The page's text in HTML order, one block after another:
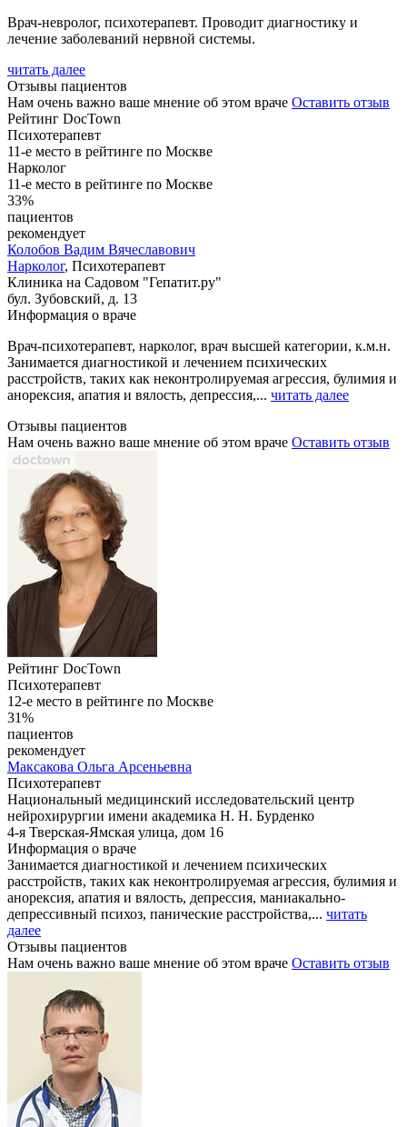
Врач-невролог, психотерапевт. Проводит диагностику и
лечение заболеваний нервной системы.
читать далее
Отзывы пациентов
Нам очень важно ваше мнение об этом враче Оставить отзыв
Рейтинг DocTown
Психотерапевт
11-е место в рейтинге по Москве
Нарколог
11-е место в рейтинге по Москве
33%
пациентов
рекомендует
Колобов Вадим Вячеславович
Нарколог, Психотерапевт
Клиника на Садовом "Гепатит.ру"
бул. Зубовский, д. 13
Информация о враче
Врач-психотерапевт, нарколог, врач высшей категории, к.м.н.
Занимается диагностикой и лечением психических
расстройств, таких как неконтролируемая агрессия, булимия и
анорексия, апатия и вялость, депрессия,... читать далее
Отзывы пациентов
Нам очень важно ваше мнение об этом враче Оставить отзыв
Рейтинг DocTown
Психотерапевт
12-е место в рейтинге по Москве
31%
пациентов
рекомендует
Максакова Ольга Арсеньевна
Психотерапевт
Национальный медицинский исследовательский центр
нейрохирургии имени академика Н. Н. Бурденко
4-я Тверская-Ямская улица, дом 16
Информация о враче
Занимается диагностикой и лечением психических
расстройств, таких как неконтролируемая агрессия, булимия и
анорексия, апатия и вялость, депрессия, маниакально-
депрессивный психоз, панические расстройства,... читать
далее
Отзывы пациентов
Нам очень важно ваше мнение об этом враче Оставить отзыв